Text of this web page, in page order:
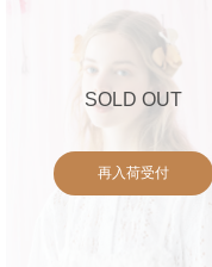
SOLD OUT
再入荷受付